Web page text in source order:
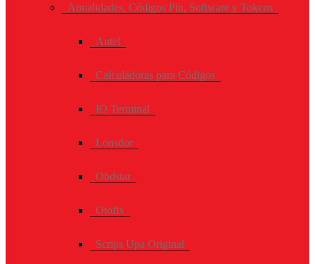
Anualidades, Códigos Pin, Software y Tokens
Autel
Calculadoras para Códigos
IO Terminal
Lonsdor
Obdstar
Otofix
Scrips Upa Original